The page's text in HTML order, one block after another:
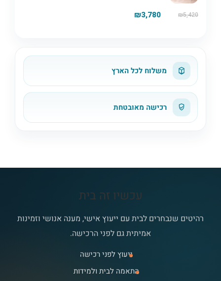
₪5,420
₪5,420.
₪3,780
₪3,780.
משלוח לכל הארץ
רכישה מאובטחת
עכשיו זה בית
רהיטים שנבחרים לבית עם ייעוץ אישי, מענה אנושי וזמינות
אמיתית גם לפני הרכישה.
ייעוץ לפני רכישה
התאמה לבית ולמידות